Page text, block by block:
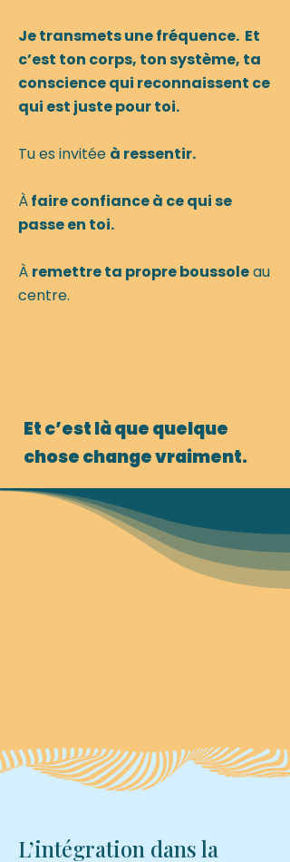
Je transmets une fréquence. Et
c’est ton corps, ton système, ta
conscience qui reconnaissent ce
qui est juste pour toi.
Tu es invitée à ressentir.
Àfaire confiance à ce qui se
passe en toi.
À remettre ta propre boussoleau
centre.
Et c’est là que quelque
chose change vraiment.
Le voyage est vivant.
Il se construit au rythme des
L’intégration dans la